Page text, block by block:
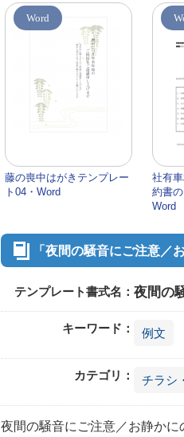
Word
藤の喪中はがきテンプレー
ト04・Word
社有
約書
Word
「夜間の騒音にご注意／
テンプレート書式名：夜間の
キーワード： 例文
カテゴリ： チラシ
夜間の騒音にご注意／お静かに